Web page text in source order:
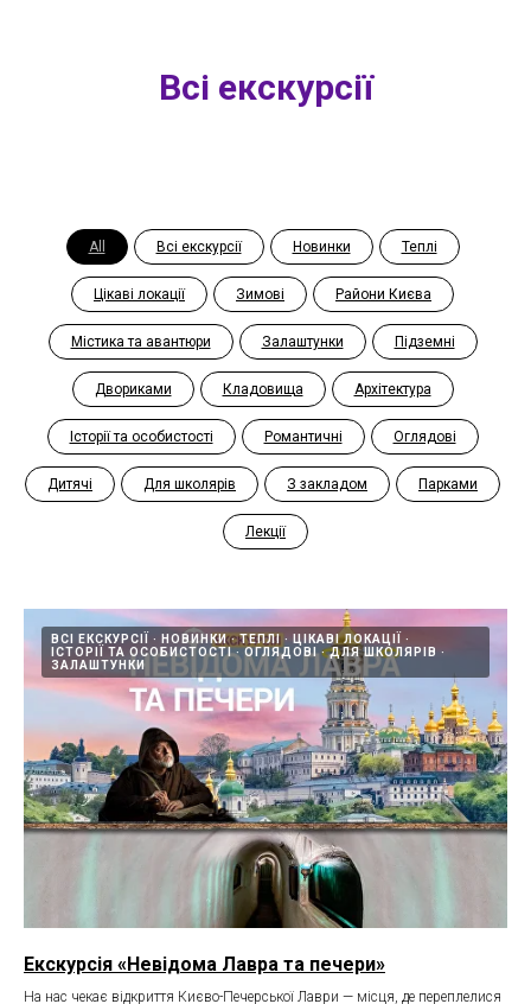
Всі екскурсії
All Всі екскурсії Новинки Теплі
Цікаві локації Зимові Райони Києва
Містика та авантюри Залаштунки Підземні
Двориками Кладовища Архітектура
Історії та особистості Романтичні Оглядові
Дитячі Для школярів З закладом Парками
Лекції
ВСІ ЕКСКУРСІЇ НОВИНКИ ТЕПЛІ
ЦІКАВІ ЛОКАЦІЇ
ІСТОРІЇ ТА ОСОБИСТОСТІ
ОГЛЯДОВІ
ДЛЯ ШКОЛЯРІВ
ЗАЛАШТУНКИ
Екскурсія «Невідома Лавра та печери»
На нас чекає відкриття Києво-Печерської Лаври — місця, де переплелися